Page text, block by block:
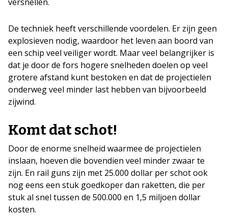
De techniek heeft verschillende voordelen. Er zijn geen
explosieven nodig, waardoor het leven aan boord van
een schip veel veiliger wordt. Maar veel belangrijker is
dat je door de fors hogere snelheden doelen op veel
grotere afstand kunt bestoken en dat de projectielen
onderweg veel minder last hebben van bijvoorbeeld
zijwind.
Komt dat schot!
Door de enorme snelheid waarmee de projectielen
inslaan, hoeven die bovendien veel minder zwaar te
zijn. En rail guns zijn met 25.000 dollar per schot ook
nog eens een stuk goedkoper dan raketten, die per
stuk al snel tussen de 500.000 en 1,5 miljoen dollar
kosten.